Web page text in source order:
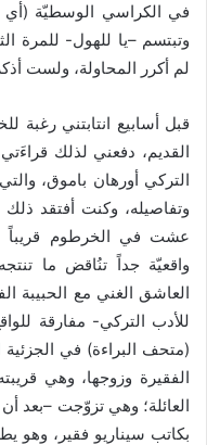
في الكراسي الوسطيّة (أي
وتبتسم –يا للهول- للمرة
لم أكرر المحاولة، ولست
قبل أسابيع انتابتني رغبة
القديم، دفعني لذلك
التركي أورهان باموق،
وتفاصيله، وكنت أفتقد
عشت في الخرطوم قريباً
واقعيّة جداً تنُاقض ما
العاشق الغني مع الحبيبة
للأدب التركي- مفارقة
(متحف البراءة) في
الفقيرة وزوجها، وهي
العائلة؛ وهي تزوّجت –بعد
بكاتب سيناريو فقير، وهو